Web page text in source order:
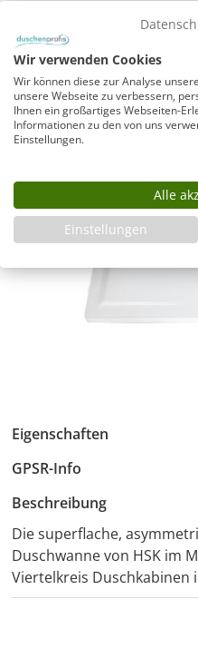
Sicherheitshinweise
Download PDF
Eigenschaften
GPSR-Info
Beschreibung
Die superflache,
Duschwanne von HSK im
Viertelkreis Duschkabinen
Wir verwenden Cookies
Wir können diese zur Analyse
unsere Webseite zu verbessern,
Ihnen ein großartiges Webseiten-
Informationen zu den von uns
Einstellungen.
Alle
Einstellungen